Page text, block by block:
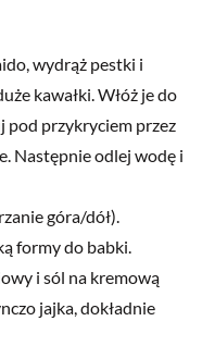
wydrąż pestki i
kawałki. Włóż je do
pod przykryciem przez
Następnie odlej wodę i
góra/dół).
formy do babki.
i sól na kremową
jajka, dokładnie